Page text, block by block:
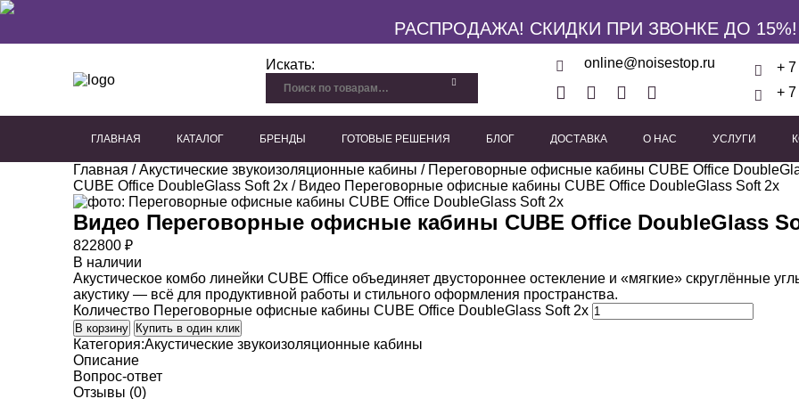
РАСПРОДАЖА! СКИДКИ ПРИ ЗВОНКЕ ДО 15%!
Искать: online@noisestop.ru
+
+
ГЛАВНАЯ КАТАЛОГ БРЕНДЫ ГОТОВЫЕ РЕШЕНИЯ БЛОГ ДОСТАВКА О НАС УСЛУГИ
Главная /Акустические звукоизоляционные кабины / Переговорные офисные кабины CUBE Office
CUBE Office DoubleGlass Soft 2x / Видео Переговорные офисные кабины CUBE Office DoubleGlass Soft 2x
Видео Переговорные офисные кабины CUBE Office DoubleGlass
822800 ₽
В наличии
Акустическое комбо линейки CUBE Office объединяет двустороннее остекление и «мягкие» скруглённые
акустику — всё для продуктивной работы и стильного оформления пространства.
Количество Переговорные офисные кабины CUBE Office DoubleGlass Soft 2x
В корзину Купить в один клик
Категория:Акустические звукоизоляционные кабины
Описание
Вопрос-ответ
Отзывы (0)